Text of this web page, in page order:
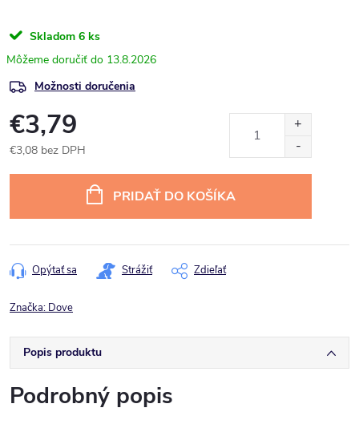
Skladom 6 ks
13.8.2026
Možnosti doručenia
€3,79
€3,08 bez DPH
PRIDAŤ DO KOŠÍKA
Opýtať sa Strážiť Zdieľať
Značka: Dove
Popis produktu
Podrobný popis